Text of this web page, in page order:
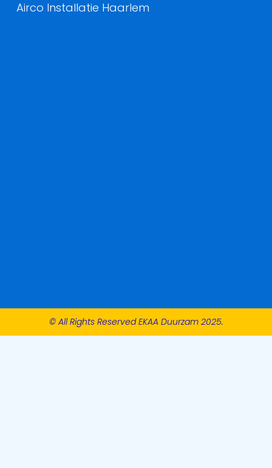
Airco Installatie Haarlem
© All Rights Reserved EKAA Duurzam 2025.